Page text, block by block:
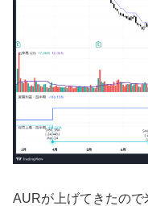
AURが上げてきたので